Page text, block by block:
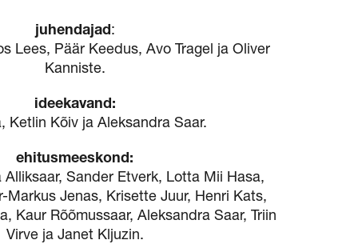
juhendajad:
Lees, Päär Keedus, Avo Tragel ja Oliver
Kanniste.
ideekavand:
Ketlin Kõiv ja Aleksandra Saar.
ehitusmeeskond:
Sander Etverk, Lotta Mii Hasa,
Markus Jenas, Krisette Juur, Henri Kats,
Kaur Rõõmussaar, Aleksandra Saar, Triin
Virve ja Janet Kljuzin.